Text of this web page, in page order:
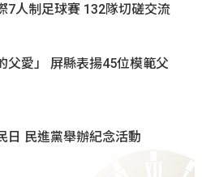
7人制足球賽 132隊切磋交流
父愛」 屏縣表揚45位模範父
日 民進黨舉辦紀念活動